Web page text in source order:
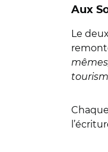
Aux
Le